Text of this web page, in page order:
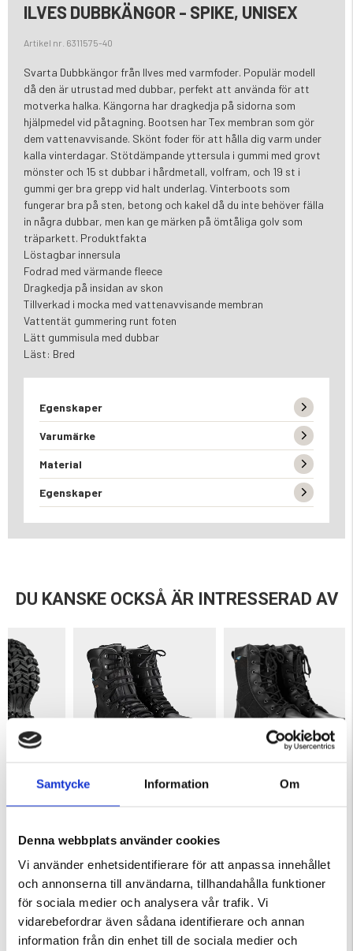
Samtycke Information Om
Denna webbplats använder cookies
Vi använder enhetsidentifierare för att anpassa innehållet
och annonserna till användarna, tillhandahålla funktioner
för sociala medier och analysera vår trafik. Vi
vidarebefordrar även sådana identifierare och annan
information från din enhet till de sociala medier och
ILVES DUBBKÄNGOR - SPIKE, UNISEX
Artikel nr. 6311575-40
Svarta Dubbkängor från Ilves med varmfoder. Populär modell
då den är utrustad med dubbar, perfekt att använda för att
motverka halka. Kängorna har dragkedja på sidorna som
hjälpmedel vid påtagning. Bootsen har Tex membran som gör
dem vattenavvisande. Skönt foder för att hålla dig varm under
kalla vinterdagar. Stötdämpande yttersula i gummi med grovt
mönster och 15 st dubbar i hårdmetall, volfram, och 19 st i
gummi ger bra grepp vid halt underlag. Vinterboots som
fungerar bra på sten, betong och kakel då du inte behöver fälla
in några dubbar, men kan ge märken på ömtåliga golv som
träparkett. Produktfakta
Löstagbar innersula
Fodrad med värmande fleece
Dragkedja på insidan av skon
Tillverkad i mocka med vattenavvisande membran
Vattentät gummering runt foten
Lätt gummisula med dubbar
Läst: Bred
Egenskaper
Varumärke
Material
Egenskaper
DU KANSKE OCKSÅ ÄR INTRESSERAD AV
ULTRA ORSA JAKTKÄNGA GRANINGE
FORSNÄS VANDRINGSKÄNGA
KÖPS OFTA TILLSAMMANS